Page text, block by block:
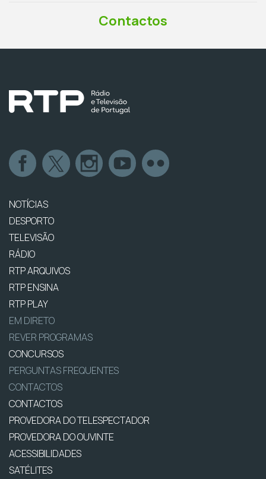
Contactos
NOTÍCIAS
DESPORTO
TELEVISÃO
RÁDIO
RTP ARQUIVOS
RTP ENSINA
RTP PLAY
EM DIRETO
REVER PROGRAMAS
CONCURSOS
PERGUNTAS FREQUENTES
CONTACTOS
CONTACTOS
PROVEDORA DO TELESPECTADOR
PROVEDORA DO OUVINTE
ACESSIBILIDADES
SATÉLITES